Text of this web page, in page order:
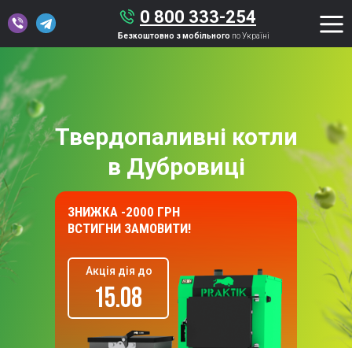
0 800 333-254
Безкоштовно з мобільного по Україні
Твердопаливні котли
в Дубровиці
15.08
Акція дія до
ЗНИЖКА -2000 ГРН
ВСТИГНИ ЗАМОВИТИ!